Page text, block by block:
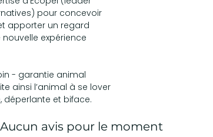
pour concevoir
apporter un regard
expérience
- garantie animal
ainsi l’animal à se lover
et biface.
Aucun avis pour le moment